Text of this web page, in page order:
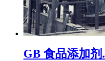
GB 食品添加